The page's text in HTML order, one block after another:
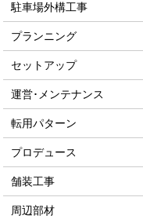
駐車場外構工事
プランニング
セットアップ
運営･メンテナンス
転用パターン
プロデュース
舗装工事
周辺部材